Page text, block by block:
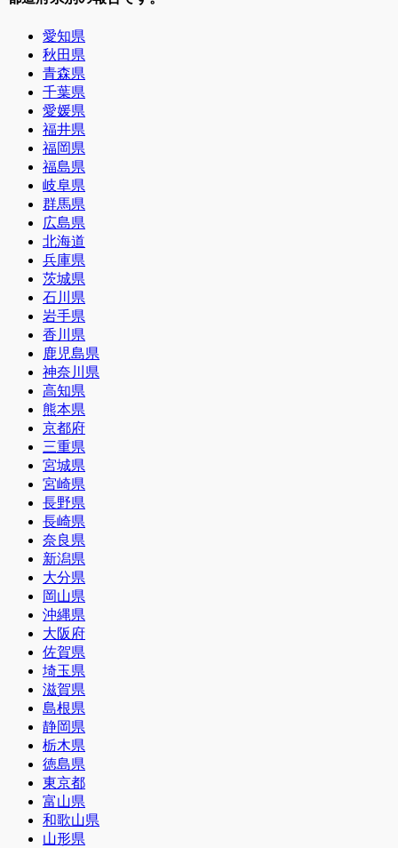
愛知県
秋田県
青森県
千葉県
愛媛県
福井県
福岡県
福島県
岐阜県
群馬県
広島県
北海道
兵庫県
茨城県
石川県
岩手県
香川県
鹿児島県
神奈川県
高知県
熊本県
京都府
三重県
宮城県
宮崎県
長野県
長崎県
奈良県
新潟県
大分県
岡山県
沖縄県
大阪府
佐賀県
埼玉県
滋賀県
島根県
静岡県
栃木県
徳島県
東京都
富山県
和歌山県
山形県